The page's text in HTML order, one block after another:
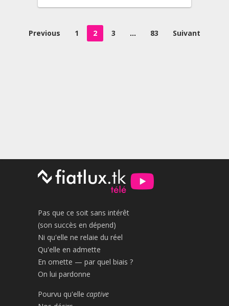
PaginationPrevious 1 2 3 … 83 Suivant
Pas que ce soit sans intérêt
(son succès en dépend)
Ni qu'elle ne relaie du réel
Qu'elle en admette
En omette — par quel biais ?
On lui pardonne
Pourvu qu'elle captive